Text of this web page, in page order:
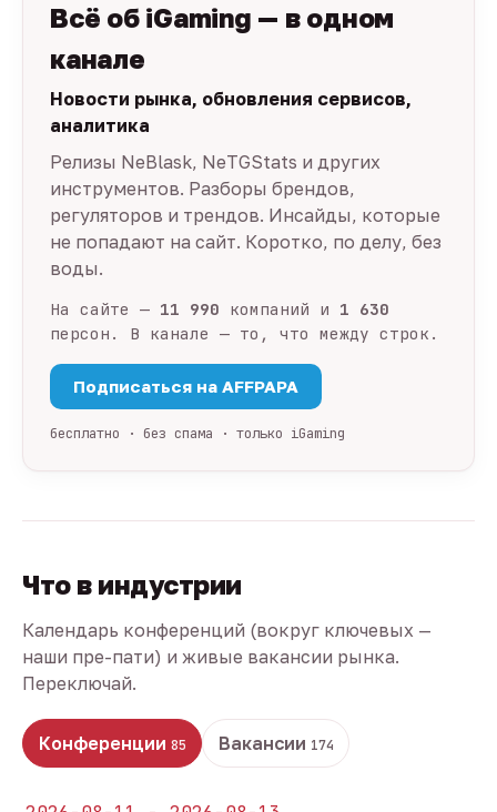
Всё об iGaming — в одном
канале
Новости рынка, обновления сервисов,
аналитика
Релизы NeBlask, NeTGStats и других
инструментов. Разборы брендов,
регуляторов и трендов. Инсайды, которые
не попадают на сайт. Коротко, по делу, без
воды.
На сайте — 11 990 компаний и 1 630
персон. В канале — то, что между строк.
Подписаться на AFFPAPA
бесплатно · без спама · только iGaming
Что в индустрии
Календарь конференций (вокруг ключевых —
наши пре-пати) и живые вакансии рынка.
Переключай.
Конференции 85 Вакансии 174